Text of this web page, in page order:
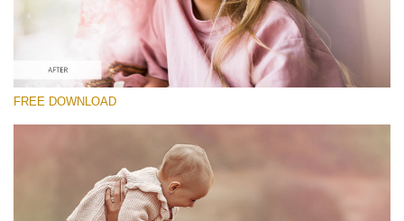
(40 Overlays)
Large 6000*4000px
Sky Boundless
Entire Collection
(1783 Overlays)
FREE DOWNLOAD